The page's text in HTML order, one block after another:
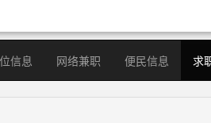
信息 网络兼职 便民信息 求